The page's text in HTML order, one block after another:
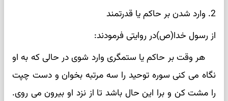
2. وارد شدن بر حاکم یا قدرتمند
از رسول خدا(ص)در روایتی فرمودند:
هر وقت بر حاکم یا ستمگری وارد شوی در حالی که به او
نگاه می کنی سوره توحید را سه مرتبه بخوان و دست چپت
را مشت کن و برا این حال باشد تا از نزد او بیرون می روی.